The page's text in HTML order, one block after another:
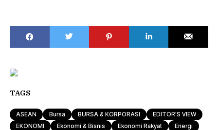
TAGS
ASEAN Bursa BURSA & KORPORASI
EDITOR'S VIEW
EKONOMI
Ekonomi & Bisnis Ekonomi Rakyat
Energi